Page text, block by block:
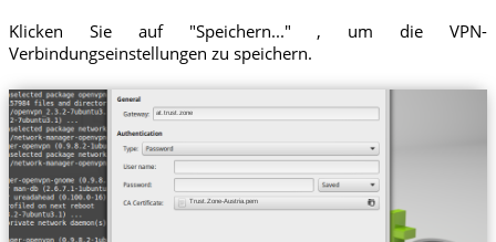
Klicken Sie auf "Speichern..." , um die VPN-
Verbindungseinstellungen zu speichern.
at.trust.zone
Trust.Zone-Austria.pem